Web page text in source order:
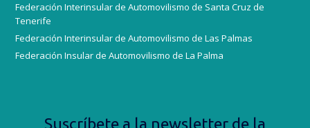
Federación Interinsular de Automovilismo de Santa Cruz de
Tenerife
Federación Interinsular de Automovilismo de Las Palmas
Federación Insular de Automovilismo de La Palma